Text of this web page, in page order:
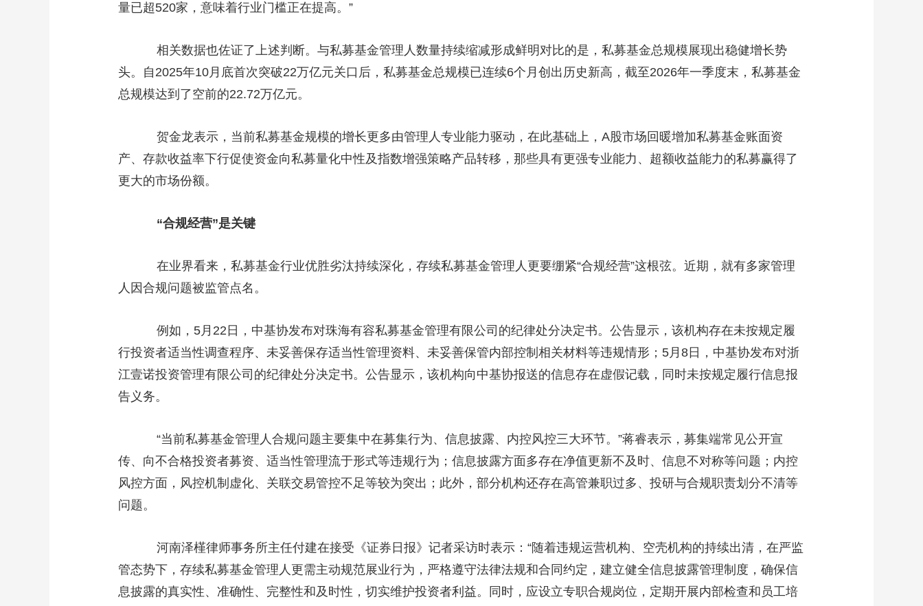
量已超520家，意味着行业门槛正在提高。”
相关数据也佐证了上述判断。与私募基金管理人数量持续缩减形成鲜明对比的是，私募基金总规模展现出稳健增长势
头。自2025年10月底首次突破22万亿元关口后，私募基金总规模已连续6个月创出历史新高，截至2026年一季度末，私募基金
总规模达到了空前的22.72万亿元。
贺金龙表示，当前私募基金规模的增长更多由管理人专业能力驱动，在此基础上，A股市场回暖增加私募基金账面资
产、存款收益率下行促使资金向私募量化中性及指数增强策略产品转移，那些具有更强专业能力、超额收益能力的私募赢得了
更大的市场份额。
“合规经营”是关键
在业界看来，私募基金行业优胜劣汰持续深化，存续私募基金管理人更要绷紧“合规经营”这根弦。近期，就有多家管理
人因合规问题被监管点名。
例如，5月22日，中基协发布对珠海有容私募基金管理有限公司的纪律处分决定书。公告显示，该机构存在未按规定履
行投资者适当性调查程序、未妥善保存适当性管理资料、未妥善保管内部控制相关材料等违规情形；5月8日，中基协发布对浙
江壹诺投资管理有限公司的纪律处分决定书。公告显示，该机构向中基协报送的信息存在虚假记载，同时未按规定履行信息报
告义务。
“当前私募基金管理人合规问题主要集中在募集行为、信息披露、内控风控三大环节。”蒋睿表示，募集端常见公开宣
传、向不合格投资者募资、适当性管理流于形式等违规行为；信息披露方面多存在净值更新不及时、信息不对称等问题；内控
风控方面，风控机制虚化、关联交易管控不足等较为突出；此外，部分机构还存在高管兼职过多、投研与合规职责划分不清等
问题。
河南泽槿律师事务所主任付建在接受《证券日报》记者采访时表示：“随着违规运营机构、空壳机构的持续出清，在严监
管态势下，存续私募基金管理人更需主动规范展业行为，严格遵守法律法规和合同约定，建立健全信息披露管理制度，确保信
息披露的真实性、准确性、完整性和及时性，切实维护投资者利益。同时，应设立专职合规岗位，定期开展内部检查和员工培